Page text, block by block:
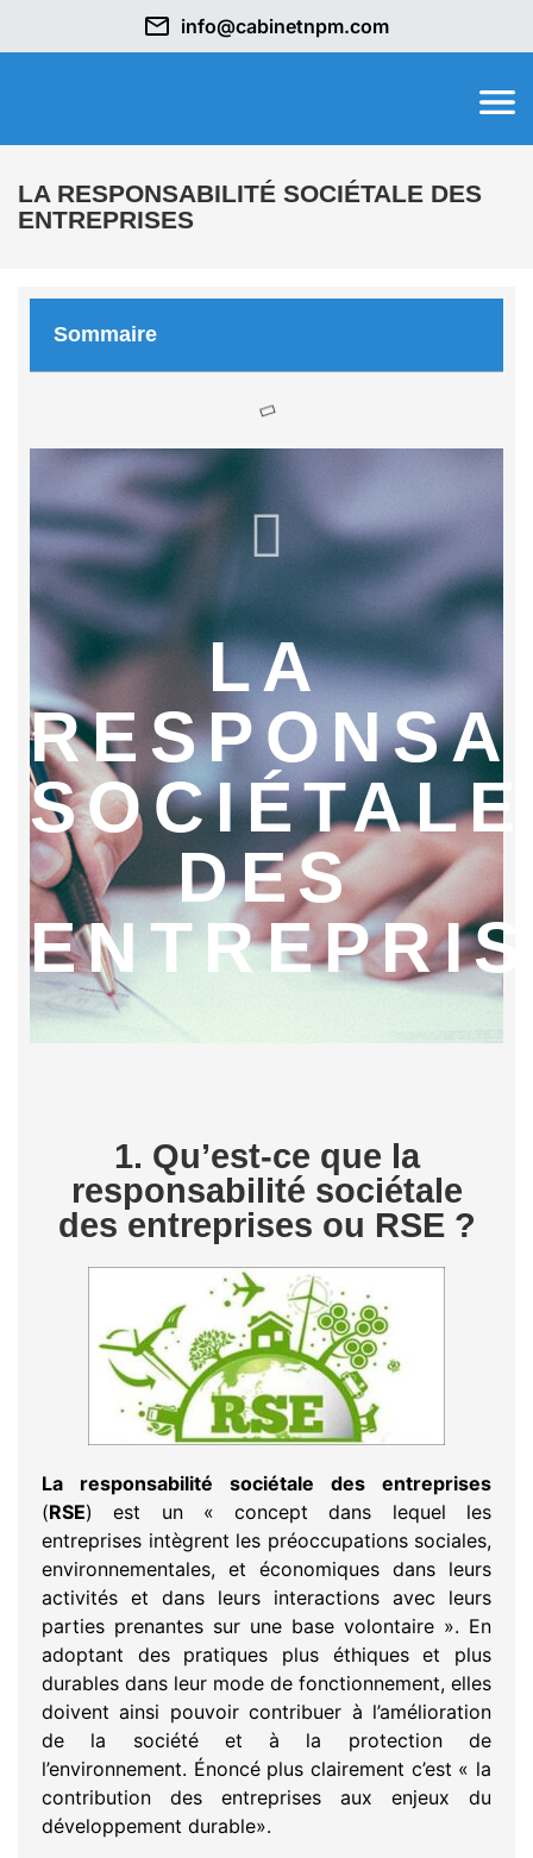
info@cabinetnpm.com
LA RESPONSABILITÉ SOCIÉTALE DES
ENTREPRISES
Sommaire
LA
SOCIÉTALE
DES
1. Qu’est-ce que la
responsabilité sociétale
des entreprises ou RSE ?
La responsabilité sociétale des entreprises
(RSE) est un « concept dans lequel les
entreprises intègrent les préoccupations sociales,
environnementales, et économiques dans leurs
activités et dans leurs interactions avec leurs
parties prenantes sur une base volontaire ». En
adoptant des pratiques plus éthiques et plus
durables dans leur mode de fonctionnement, elles
doivent ainsi pouvoir contribuer à l’amélioration
de la société et à la protection de
l’environnement. Énoncé plus clairement c’est « la
contribution des entreprises aux enjeux du
développement durable».